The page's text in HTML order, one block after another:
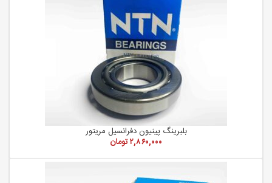
بلبرینگ پینیون دفرانسیل مریتور
۲,۸۶۰,۰۰۰تومان